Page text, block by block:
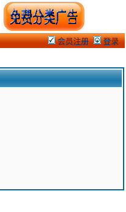
会员注册 登录